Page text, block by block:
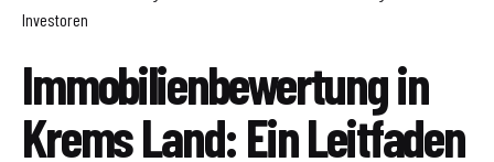
Investoren
Immobilienbewertung in
Krems Land: Ein Leitfaden